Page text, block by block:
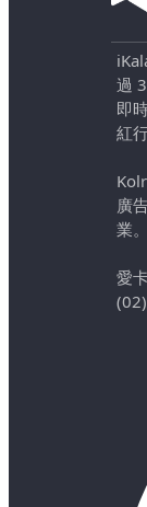
過
即
紅
廣
業。
愛